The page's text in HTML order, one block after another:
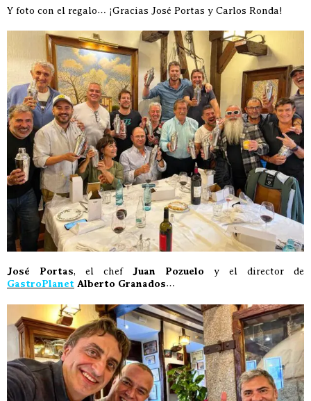
Y foto con el regalo… ¡Gracias José Portas y Carlos Ronda!
José Portas, el chef Juan Pozuelo y el director de
GastroPlanet Alberto Granados…